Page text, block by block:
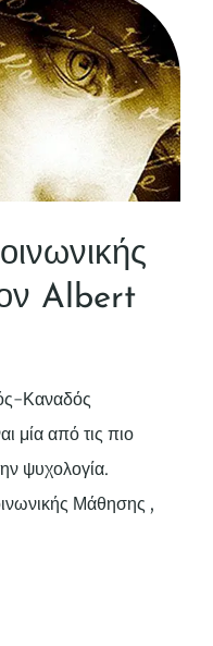
Albert
Καναδός
μία από τις πιο
ψυχολογία.
Μάθησης ,